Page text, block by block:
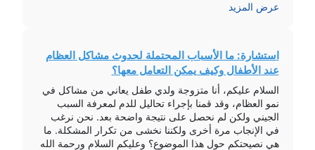
عرض المزيد
استشارة: ما الأسباب المحتملة لحدوث مشاكل العظام
عند الأطفال وكيف يمكن التعامل معها؟
السلام عليكم، أنا متزوجة ولدي طفل يعاني من مشاكل في
نمو العظام، وقد قمنا بإجراء تحاليل للدم لمعرفة السبب
الجيني ولكن لم نحصل على نتيجة واضحة بعد. نحن نرغب
في الإنجاب مرة أخرى ولكننا نخشى من تكرار المشكلة. ما
هي نصيحتكم حول هذا الموضوع؟ وعليكم السلام ورحمة الله